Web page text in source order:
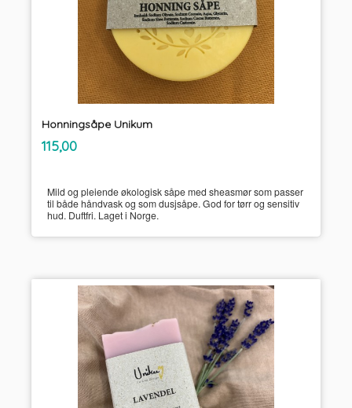
Honningsåpe Unikum
Pris
115,00mva.
Mild og pleiende økologisk såpe med sheasmør som passer
til både håndvask og som dusjsåpe. God for tørr og sensitiv
hud. Duftfri. Laget i Norge.